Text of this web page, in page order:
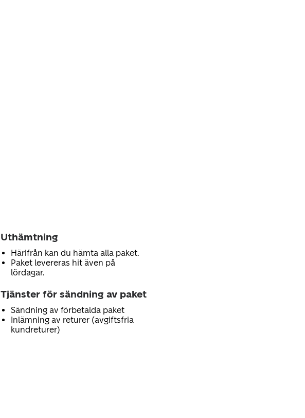
Uthämtning
Härifrån kan du hämta alla paket.
Paket levereras hit även på
lördagar.
Tjänster för sändning av paket
Sändning av förbetalda paket
Inlämning av returer (avgiftsfria
kundreturer)